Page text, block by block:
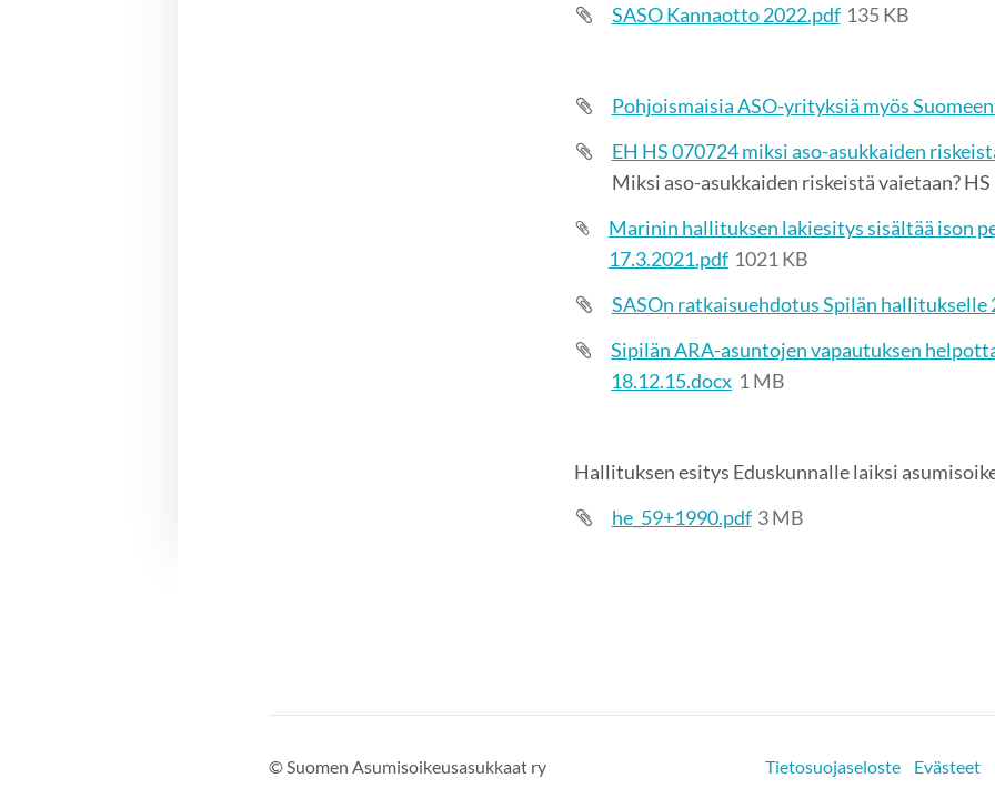
SASO Kannaotto 2022.pdf 135 KB
Pohjoismaisia ASO-yrityksiä myös
EH HS 070724 miksi aso-asukkaiden
Miksi aso-asukkaiden riskeistä vaietaan?
Marinin hallituksen lakiesitys sisältää ison
17.3.2021.pdf 1021 KB
SASOn ratkaisuehdotus Spilän hallitukselle
Sipilän ARA-asuntojen vapautuksen
18.12.15.docx 1 MB
Hallituksen esitys Eduskunnalle laiksi
he_59+1990.pdf 3 MB
© Suomen Asumisoikeusasukkaat ry Tietosuojaseloste Evästeet